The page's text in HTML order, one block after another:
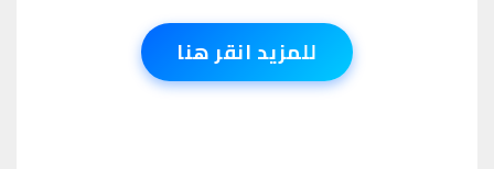
للمزيد انقر هنا